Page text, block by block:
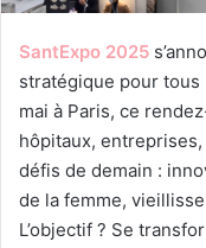
SantExpo 2025
stratégique pour tous
mai à Paris, ce
hôpitaux,
défis de demain :
de la femme,
L’objectif ? Se